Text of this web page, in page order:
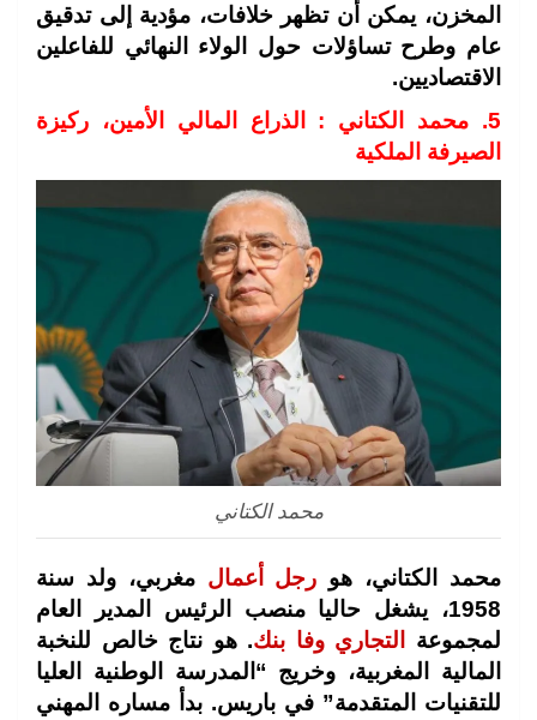
المخزن، يمكن أن تظهر خلافات، مؤدية إلى تدقيق
عام وطرح تساؤلات حول الولاء النهائي للفاعلين
الاقتصاديين.
5. محمد الكتاني : الذراع المالي الأمين، ركيزة
الصيرفة الملكية
محمد الكتاني
محمد الكتاني، هو رجل أعمال مغربي، ولد سنة
1958، يشغل حاليا منصب الرئيس المدير العام
لمجموعة
التجاري وفا بنك. هو نتاج خالص للنخبة
المالية المغربية، وخريج “المدرسة الوطنية العليا
للتقنيات المتقدمة” في باريس. بدأ مساره المهني